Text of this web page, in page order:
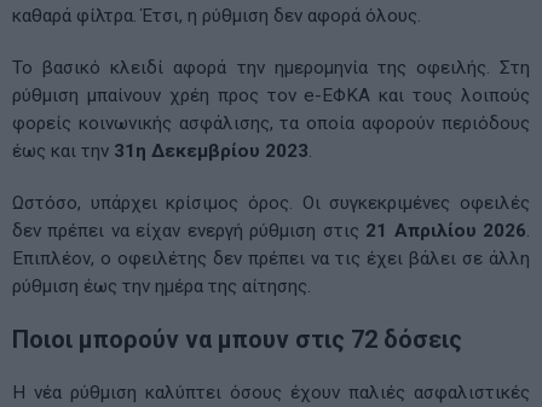
καθαρά φίλτρα. Έτσι, η ρύθμιση δεν αφορά όλους.
Το βασικό κλειδί αφορά την ημερομηνία της οφειλής. Στη
ρύθμιση μπαίνουν χρέη προς τον e-ΕΦΚΑ και τους λοιπούς
φορείς κοινωνικής ασφάλισης, τα οποία αφορούν περιόδους
έως και την 31η Δεκεμβρίου 2023.
Ωστόσο, υπάρχει κρίσιμος όρος. Οι συγκεκριμένες οφειλές
δεν πρέπει να είχαν ενεργή ρύθμιση στις 21 Απριλίου 2026.
Επιπλέον, ο οφειλέτης δεν πρέπει να τις έχει βάλει σε άλλη
ρύθμιση έως την ημέρα της αίτησης.
Ποιοι μπορούν να μπουν στις 72 δόσεις
Η νέα ρύθμιση καλύπτει όσους έχουν παλιές ασφαλιστικές